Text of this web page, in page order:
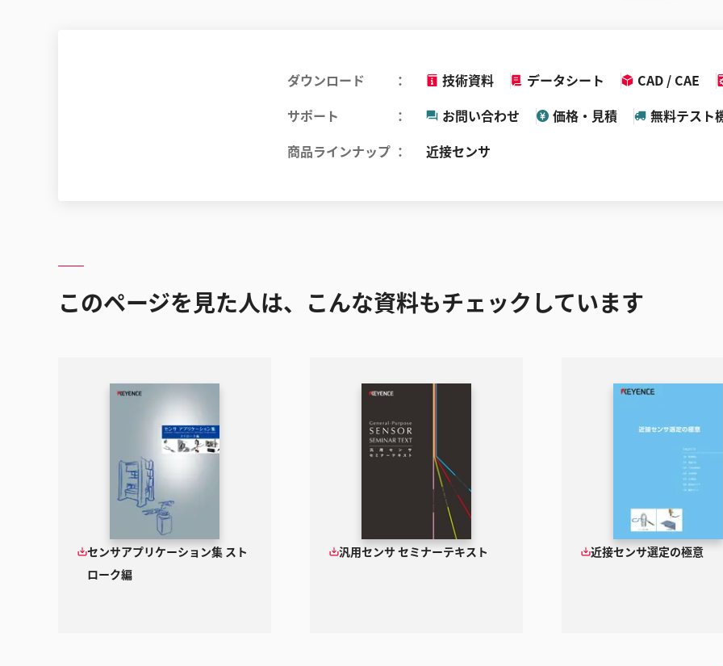
ダウンロード 技術資料 データシート CAD / CAE
サポート
お問い合わせ 価格・見積
無料テスト
商品ラインナップ
近接センサ
このページを見た人は、こんな資料もチェックしています
センサアプリケーション集 スト
ローク編
汎用センサ セミナーテキスト 近接センサ選定の極意